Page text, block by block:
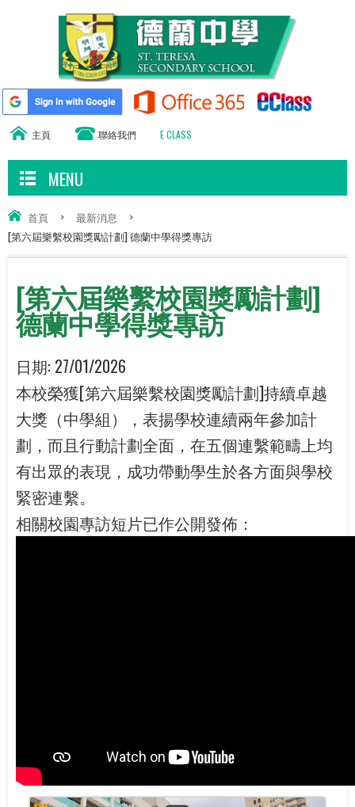
主頁 聯絡我們 E CLASS
MENU
首頁 > 最新消息
>
[第六屆樂繫校園獎勵計劃] 德蘭中學得獎專訪
[第六屆樂繫校園獎勵計劃]
德蘭中學得獎專訪
日期: 27/01/2026
本校榮獲[第六屆樂繫校園獎勵計劃]持續卓越
大獎（中學組），表揚學校連續兩年參加計
劃，而且行動計劃全面，在五個連繫範疇上均
有出眾的表現，成功帶動學生於各方面與學校
緊密連繫。
相關校園專訪短片已作公開發佈：